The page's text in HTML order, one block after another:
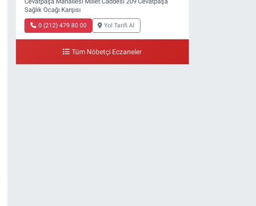
Sağlık Ocağı Karşısı
0 (212) 479 80 00 Yol Tarifi Al
Tüm Nöbetçi Eczaneler